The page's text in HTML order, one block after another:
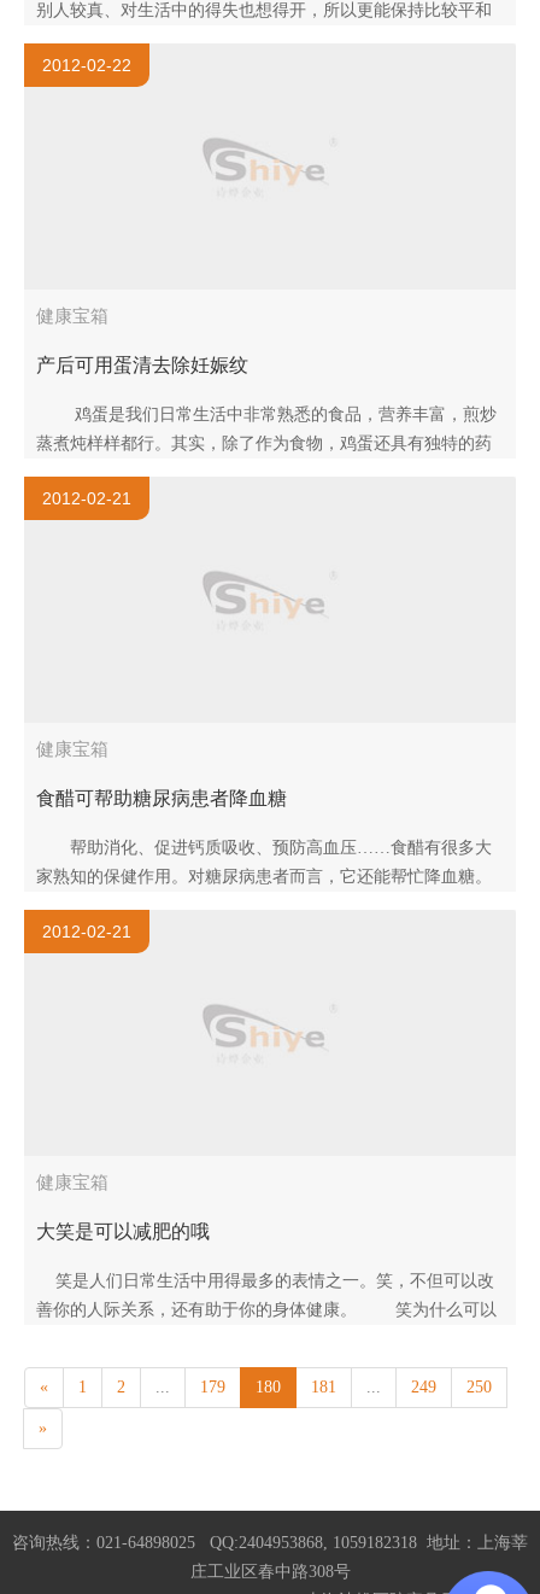
别人较真、对生活中的得失也想得开，所以更能保持比较平和
的心态。反之，有些老人因为脸皮薄、怕羞，不敢穿新衣服、
不敢学跳舞，到哪儿..
2012-02-22
健康宝箱
产后可用蛋清去除妊娠纹
鸡蛋是我们日常生活中非常熟悉的食品，营养丰富，煎炒
蒸煮炖样样都行。其实，除了作为食物，鸡蛋还具有独特的药
用价值。妊娠纹成了产后女人美丽的..
2012-02-21
健康宝箱
食醋可帮助糖尿病患者降血糖
帮助消化、促进钙质吸收、预防高血压……食醋有很多大
家熟知的保健作用。对糖尿病患者而言，它还能帮忙降血糖。
美国的一项研究证实，喝醋能降低餐后血糖，其中对糖尿
病前..
2012-02-21
健康宝箱
大笑是可以减肥的哦
笑是人们日常生活中用得最多的表情之一。笑，不但可以改
善你的人际关系，还有助于你的身体健康。 笑为什么可以
« 1 2 ... 179 180 181 ... 249 250
»
咨询热线：021-64898025 QQ:2404953868, 1059182318 地址：上海莘
庄工业区春中路308号